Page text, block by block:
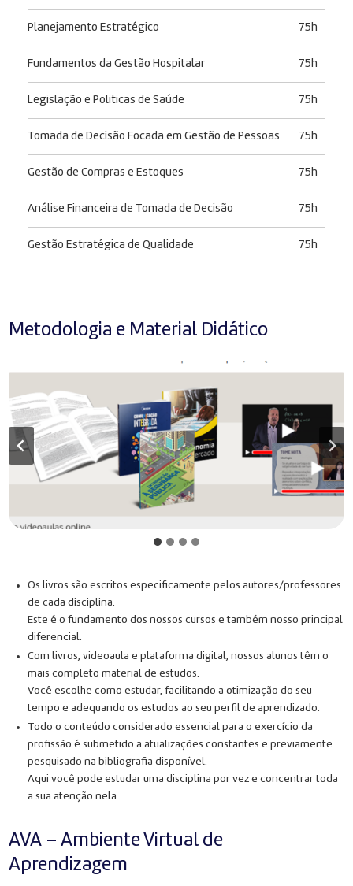
Planejamento Estratégico 75h
Fundamentos da Gestão Hospitalar 75h
Legislação e Politicas de Saúde 75h
Tomada de Decisão Focada em Gestão de Pessoas 75h
Gestão de Compras e Estoques 75h
Análise Financeira de Tomada de Decisão 75h
Gestão Estratégica de Qualidade 75h
Metodologia e Material Didático
Os livros são escritos especificamente pelos autores/professores
de cada disciplina.
Este é o fundamento dos nossos cursos e também nosso principal
diferencial.
Com livros, videoaula e plataforma digital, nossos alunos têm o
mais completo material de estudos.
Você escolhe como estudar, facilitando a otimização do seu
tempo e adequando os estudos ao seu perfil de aprendizado.
Todo o conteúdo considerado essencial para o exercício da
profissão é submetido a atualizações constantes e previamente
pesquisado na bibliografia disponível.
Aqui você pode estudar uma disciplina por vez e concentrar toda
a sua atenção nela.
AVA – Ambiente Virtual de
Aprendizagem